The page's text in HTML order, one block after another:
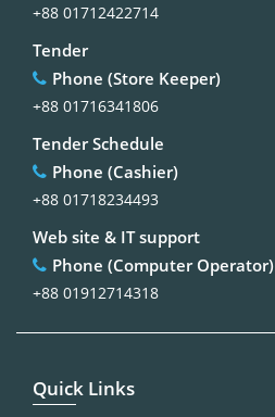
+88 01712422714
Tender
Phone (Store Keeper)
+88 01716341806
Tender Schedule
Phone (Cashier)
+88 01718234493
Web site & IT support
Phone (Computer Operator)
+88 01912714318
Quick Links